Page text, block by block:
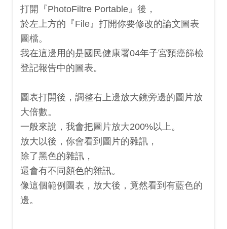
打開『PhotoFiltre Portable』後，
於左上方的『File』打開你要修改的論文圖表
圖檔。
我在這邊用的是國民健康署04年子宮頸癌篩檢
登記報告中的圖表。
圖表打開後，調整右上邊放大鏡旁邊的圖片放
大倍數。
一般來說，我會把圖片放大200%以上。
放大以後，你會看到圖片的雜訊，
除了黑色的雜訊，
還會有不同顏色的雜訊。
像這個範例圖表，放大後，竟然看到有藍色的
邊。